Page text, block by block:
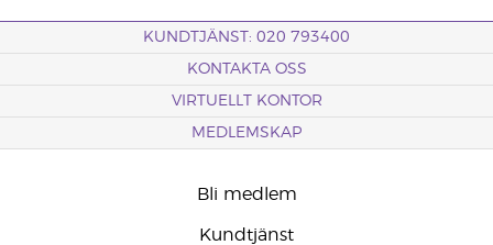
KUNDTJÄNST: 020 793400
KONTAKTA OSS
VIRTUELLT KONTOR
MEDLEMSKAP
Bli medlem
Kundtjänst